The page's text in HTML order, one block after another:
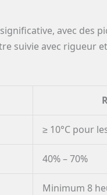
avec des
suivie avec rigueur et
≥ 10°C pour
40% – 70%
Minimum 8